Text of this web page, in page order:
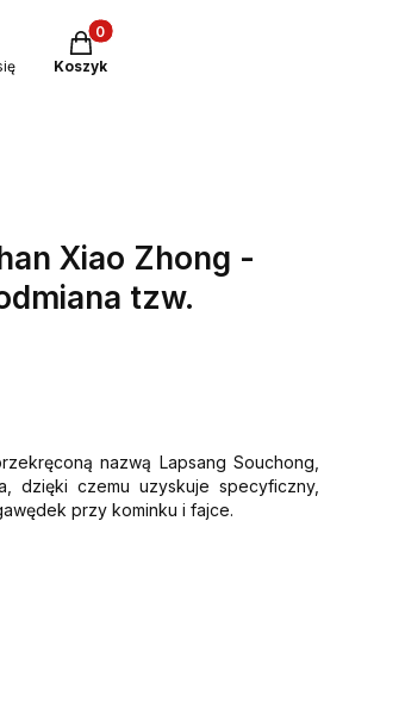
Produkty w koszyku: 0. Zobacz
Koszyk
Xiao Zhong -
tzw.
nazwą Lapsang Souchong,
dzięki czemu uzyskuje specyficzny,
przy kominku i fajce.